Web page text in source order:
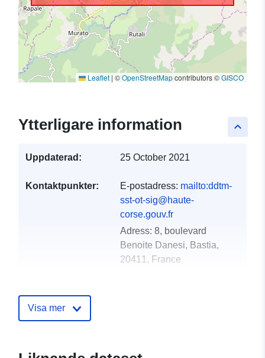
Leaflet | ©OpenStreetMapcontributors ©GISCO
keyboard_arrow_up
Ytterligare information
Uppdaterad: 25 October 2021
Kontaktpunkter: E-postadress: mailto:ddtm-
sst-ot-sig@haute-
corse.gouv.fr
Adress: 8, boulevard
Benoite Danesi, Bastia,
20411, France
Visa mer